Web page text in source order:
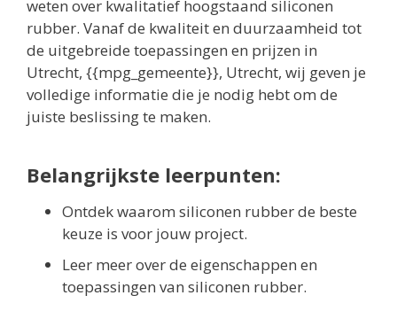
weten over kwalitatief hoogstaand siliconen
rubber. Vanaf de kwaliteit en duurzaamheid tot
de uitgebreide toepassingen en prijzen in
Utrecht, {{mpg_gemeente}}, Utrecht, wij geven je
volledige informatie die je nodig hebt om de
juiste beslissing te maken.
Belangrijkste leerpunten:
Ontdek waarom siliconen rubber de beste
keuze is voor jouw project.
Leer meer over de eigenschappen en
toepassingen van siliconen rubber.